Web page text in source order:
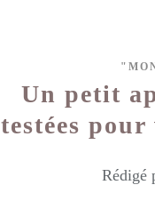
Un petit
testées
Rédigé